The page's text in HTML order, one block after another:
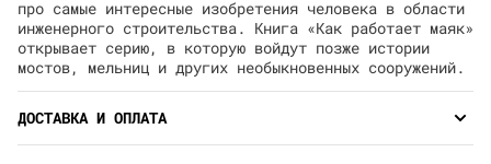
про самые интересные изобретения человека в области
инженерного строительства. Книга «Как работает маяк»
открывает серию, в которую войдут позже истории
мостов, мельниц и других необыкновенных сооружений.
ДОСТАВКА И ОПЛАТА